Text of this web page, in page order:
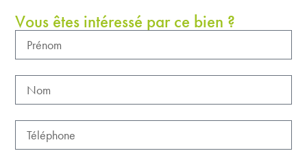
Vous êtes intéressé par ce bien ?